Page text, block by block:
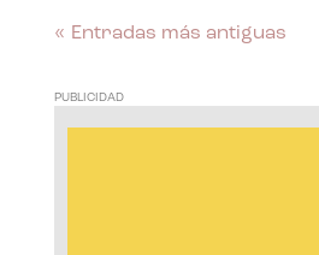
« Entradas más antiguas
PUBLICIDAD